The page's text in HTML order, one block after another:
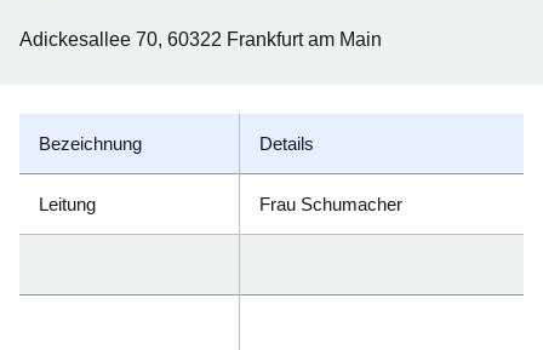
Adickesallee 70, 60322 Frankfurt am Main
Bezeichnung Details
Leitung Frau Schumacher